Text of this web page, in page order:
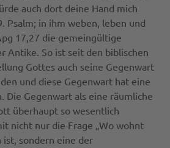
auch dort deine Hand mich
Psalm; in ihm weben, leben und
17,27 die gemeingültige
Antike. So ist seit den biblischen
Gottes auch seine Gegenwart
und diese Gegenwart hat eine
Die Gegenwart als eine räumliche
überhaupt so wesentlich
nicht nur die Frage „Wo wohnt
ist, sondern eine der